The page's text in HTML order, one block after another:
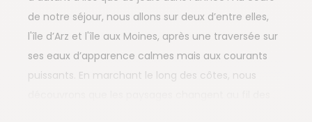
de notre séjour, nous allons sur deux d’entre elles,
l'île d’Arz et l'île aux Moines, après une traversée sur
ses eaux d’apparence calmes mais aux courants
puissants. En marchant le long des côtes, nous